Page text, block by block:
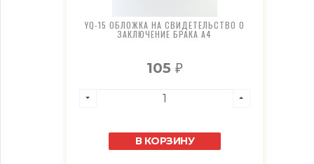
YQ-15 ОБЛОЖКА НА СВИДЕТЕЛЬСТВО О
ЗАКЛЮЧЕНИЕ БРАКА А4
105 ₽
В КОРЗИНУ